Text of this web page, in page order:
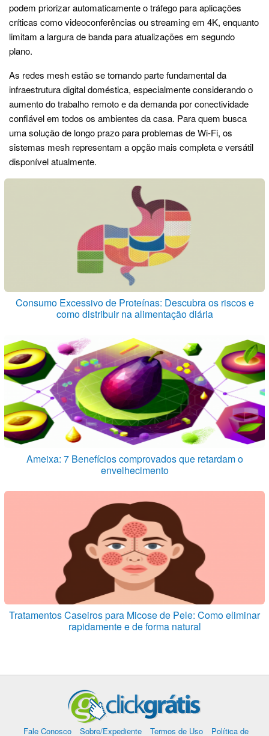
podem priorizar automaticamente o tráfego para aplicações
críticas como videoconferências ou streaming em 4K, enquanto
limitam a largura de banda para atualizações em segundo
plano.
As redes mesh estão se tornando parte fundamental da
infraestrutura digital doméstica, especialmente considerando o
aumento do trabalho remoto e da demanda por conectividade
confiável em todos os ambientes da casa. Para quem busca
uma solução de longo prazo para problemas de Wi-Fi, os
sistemas mesh representam a opção mais completa e versátil
disponível atualmente.
Consumo Excessivo de Proteínas: Descubra os riscos e
como distribuir na alimentação diária
Ameixa: 7 Benefícios comprovados que retardam o
envelhecimento
Tratamentos Caseiros para Micose de Pele: Como eliminar
rapidamente e de forma natural
Fale Conosco Sobre/Expediente Termos de Uso Política de